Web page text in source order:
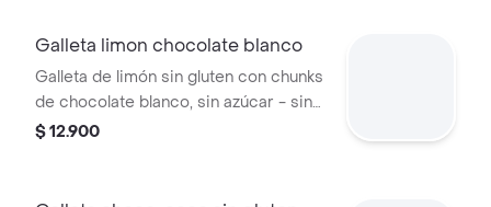
para diabéticos. hecha con harina de
Galleta limon chocolate blanco
Galleta de limón sin gluten con chunks
de chocolate blanco, sin azúcar - sin
gluten - apta para diabéticos. hecha
$ 12.900